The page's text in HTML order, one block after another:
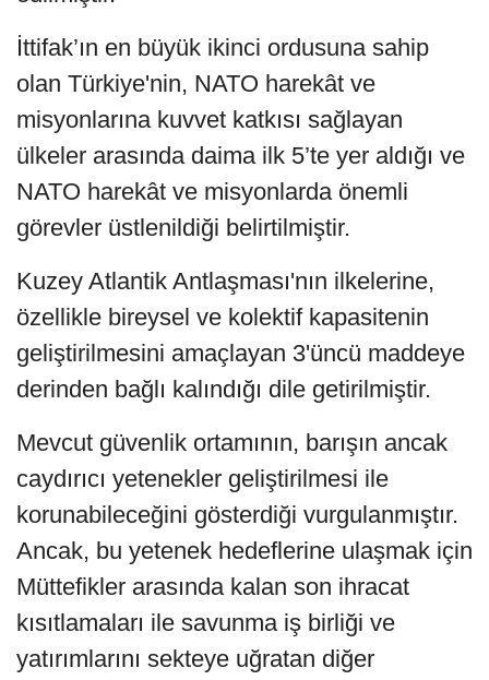
İttifak’ın en büyük ikinci ordusuna sahip
olan Türkiye'nin, NATO harekât ve
misyonlarına kuvvet katkısı sağlayan
ülkeler arasında daima ilk 5’te yer aldığı ve
NATO harekât ve misyonlarda önemli
görevler üstlenildiği belirtilmiştir.
Kuzey Atlantik Antlaşması'nın ilkelerine,
özellikle bireysel ve kolektif kapasitenin
geliştirilmesini amaçlayan 3'üncü maddeye
derinden bağlı kalındığı dile getirilmiştir.
Mevcut güvenlik ortamının, barışın ancak
caydırıcı yetenekler geliştirilmesi ile
korunabileceğini gösterdiği vurgulanmıştır.
Ancak, bu yetenek hedeflerine ulaşmak için
Müttefikler arasında kalan son ihracat
kısıtlamaları ile savunma iş birliği ve
yatırımlarını sekteye uğratan diğer